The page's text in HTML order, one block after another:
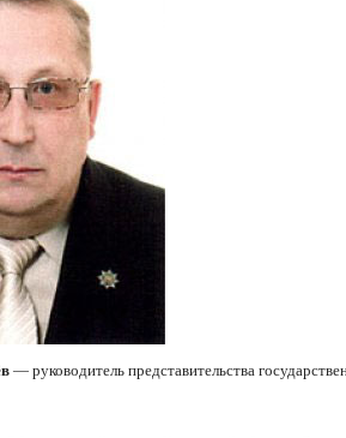
— руководитель представительства